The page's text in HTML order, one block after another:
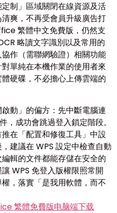
制」區域關閉在線資源及活
爽，不再受會員升級廣告打
繁體中文免費版，仍然支
略讀文字識別以及常用的
作（需聯網驗證）相關功能
單純在本機作業的使用者來
硬碟，不必擔心上傳雲端的
動」的偏方：先中斷電腦連
，成功會跳過登入鎖定階段。
在「配置和修復工具」中設
建議在 WPS 設定中檢查自動
輯的文件都能存儲在安全的
WPS 免登入版權限照常開
，落實「是我用軟體，而不
繁體免費版电脑端下载